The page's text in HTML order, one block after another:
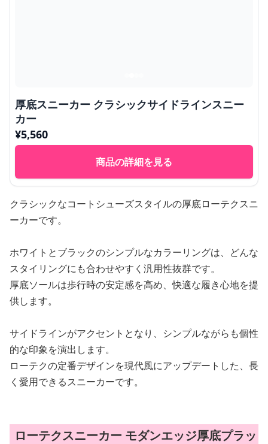
厚底スニーカー クラシックサイドラインスニー
カー
¥5,560
商品の詳細を見る
クラシックなコートシューズスタイルの厚底ローテクスニ
ーカーです。
ホワイトとブラックのシンプルなカラーリングは、どんな
スタイリングにも合わせやすく汎用性抜群です。
厚底ソールは歩行時の安定感を高め、快適な履き心地を提
供します。
サイドラインがアクセントとなり、シンプルながらも個性
的な印象を演出します。
ローテクの定番デザインを現代風にアップデートした、長
く愛用できるスニーカーです。
ローテクスニーカー モダンエッジ厚底プラッ